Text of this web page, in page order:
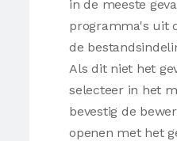
in de meeste
programma's uit
de
Als dit niet het
selecteer in het
bevestig de
openen met het